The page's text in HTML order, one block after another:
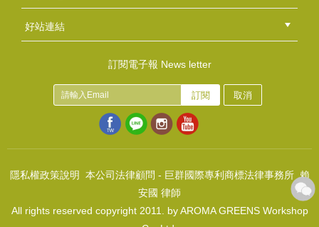
會員等級
購物流程
訂單查詢
常見問題
海外訂購流程
連絡我們
下載專區
紅利點數
好站連結
訂閱電子報 News letter
訂閱 取消
隱私權政策說明 本公司法律顧問 - 巨群國際專利商標法律事務所 賴
安國 律師
All rights reserved copyright 2011. by AROMA GREENS Workshop